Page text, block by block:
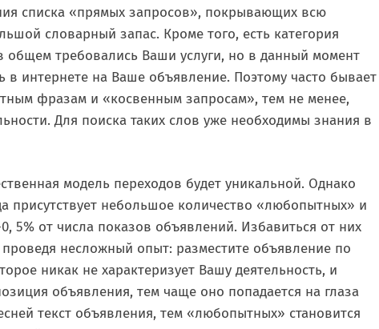
списка «прямых запросов», покрывающих всю
словарный запас. Кроме того, есть категория
общем требовались Ваши услуги, но в данный момент
в интернете на Ваше объявление. Поэтому часто бывает
фразам и «косвенным запросам», тем не менее,
Для поиска таких слов уже необходимы знания в
модель переходов будет уникальной. Однако
присутствует небольшое количество «любопытных» и
5% от числа показов объявлений. Избавиться от них
несложный опыт: разместите объявление по
никак не характеризует Вашу деятельность, и
объявления, тем чаще оно попадается на глаза
текст объявления, тем «любопытных» становится